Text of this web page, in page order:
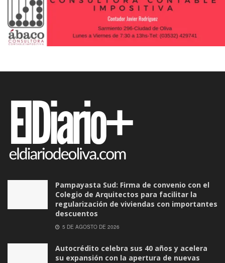
Pampayasta Sud: Firma de convenio con el
Colegio de Arquitectos para facilitar la
regularización de viviendas con importantes
descuentos
5 DE AGOSTO DE 2026
Autocrédito celebra sus 40 años y acelera
su expansión con la apertura de nuevas